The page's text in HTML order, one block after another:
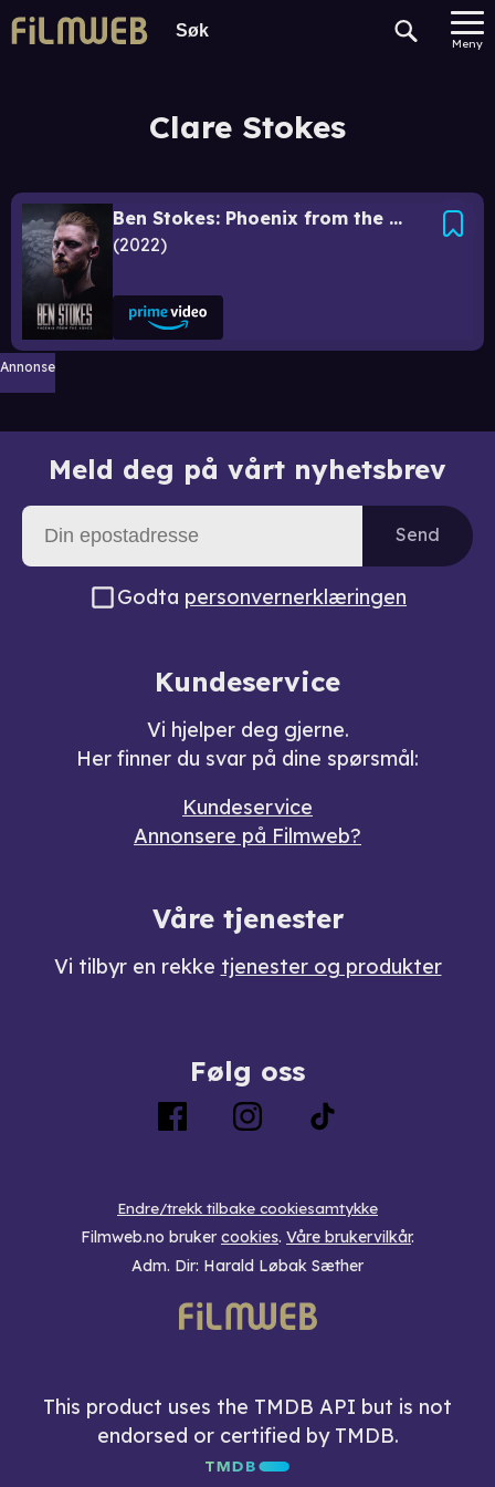
Meny
Clare Stokes
Ben Stokes: Phoenix from the Ashes
2022
Annonse
Meld deg på vårt nyhetsbrev
Send
Godta personvernerklæringen
Kundeservice
Vi hjelper deg gjerne.
Her finner du svar på dine spørsmål:
Kundeservice
Annonsere på Filmweb?
Våre tjenester
Vi tilbyr en rekke tjenester og produkter
Følg oss
Endre/trekk tilbake cookiesamtykke
Filmweb.no bruker cookies. Våre brukervilkår.
Adm. Dir: Harald Løbak Sæther
This product uses the TMDB API but is not
endorsed or certified by TMDB.